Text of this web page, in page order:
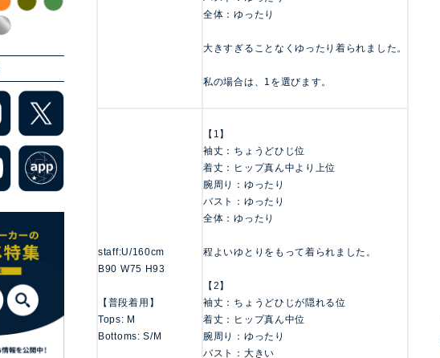
全体：ゆったり
大きすぎることなくゆったり着られました。
私の場合は、1を選びます。
staff:U/160cm
B90 W75 H93
【普段着用】
Tops: M
Bottoms: S/M
【1】
袖丈：ちょうどひじ位
着丈：ヒップ真ん中より上位
腕周り：ゆったり
バスト：ゆったり
全体：ゆったり
程よいゆとりをもって着られました。
【2】
袖丈：ちょうどひじが隠れる位
着丈：ヒップ真ん中位
腕周り：ゆったり
バスト：大きい